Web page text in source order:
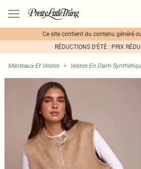
Ce site contient du contenu généré
RÉDUCTIONS D'ÉTÉ : PRIX
Manteaux Et Vestes > Vestes En Daim